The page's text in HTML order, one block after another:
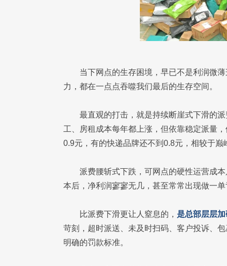
当下网点的生存困境，早已不是利润微
力，都在一点点吞噬我们最后的生存空间。
最直观的打击，就是持续断崖式下滑的
工、房租成本每年都上涨，但依靠稳定派量
0.9元，有的快递品牌还不到0.8元，相较于
派费腰斩式下跌，可网点的硬性运营成
本后，净利润寥寥无几，甚至常常出现做一
比派费下滑更让人窒息的， 是总部层层
苛刻，超时派送、未及时扫码、客户投诉、
明确的罚款标准。